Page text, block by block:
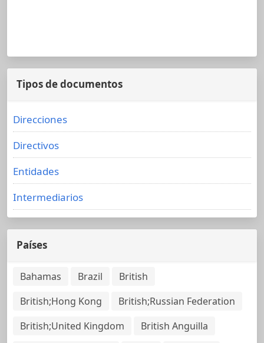
Tipos de documentos
Direcciones
Directivos
Entidades
Intermediarios
Países
Bahamas Brazil
British
British;Hong Kong
British;Russian Federation
British;United Kingdom
British Anguilla